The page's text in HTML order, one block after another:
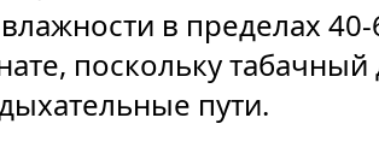
в пределах 40-
поскольку
пути.